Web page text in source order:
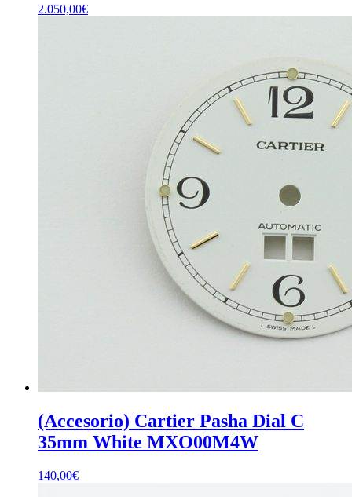
2.050,00€
(Accesorio) Cartier Pasha Dial C
35mm White MXO00M4W
140,00€